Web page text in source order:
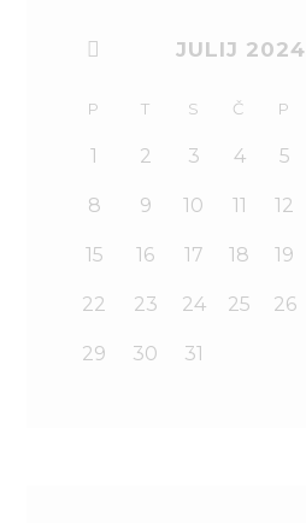
JULIJ 2024
P T S Č P
1 2 3 4 5
8 9 10 11 12
15 16 17 18 19
22 23 24 25 26
29 30 31